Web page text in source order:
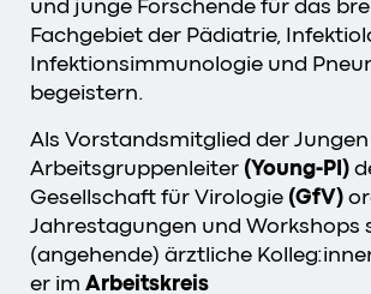
und junge Forschende für das
Fachgebiet der Pädiatrie,
Infektionsimmunologie und
begeistern.
Als Vorstandsmitglied der Jungen
Arbeitsgruppenleiter (Young-PI)
Gesellschaft für Virologie (GfV)
Jahrestagungen und Workshops
(angehende) ärztliche
er im Arbeitskreis